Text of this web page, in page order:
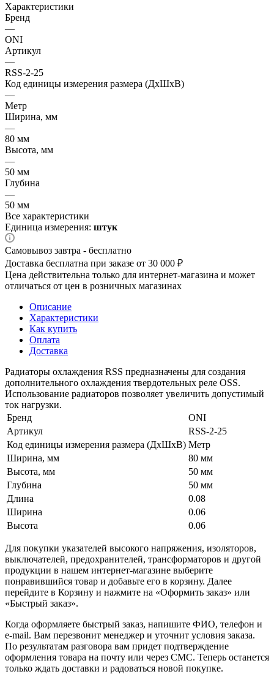
Характеристики
Бренд
—
ONI
Артикул
—
RSS-2-25
Код единицы измерения размера (ДхШхВ)
—
Метр
Ширина, мм
—
80 мм
Высота, мм
—
50 мм
Глубина
—
50 мм
Все характеристики
Единица измерения: штук
Самовывоз завтра - бесплатно
Доставка бесплатна при заказе от 30 000 ₽
Цена действительна только для интернет-магазина и может
отличаться от цен в розничных магазинах
Описание
Характеристики
Как купить
Оплата
Доставка
Радиаторы охлаждения RSS предназначены для создания
дополнительного охлаждения твердотельных реле OSS.
Использование радиаторов позволяет увеличить допустимый
ток нагрузки.
Бренд
ONI
Артикул
RSS-2-25
Код единицы измерения размера (ДхШхВ) Метр
Ширина, мм
80 мм
Высота, мм
50 мм
Глубина
50 мм
Длина
0.08
Ширина
0.06
Высота
0.06
Для покупки указателей высокого напряжения, изоляторов,
выключателей, предохранителей, трансформаторов и другой
продукции в нашем интернет-магазине выберите
понравившийся товар и добавьте его в корзину. Далее
перейдите в Корзину и нажмите на «Оформить заказ» или
«Быстрый заказ».
Когда оформляете быстрый заказ, напишите ФИО, телефон и
e-mail. Вам перезвонит менеджер и уточнит условия заказа.
По результатам разговора вам придет подтверждение
оформления товара на почту или через СМС. Теперь останется
только ждать доставки и радоваться новой покупке.